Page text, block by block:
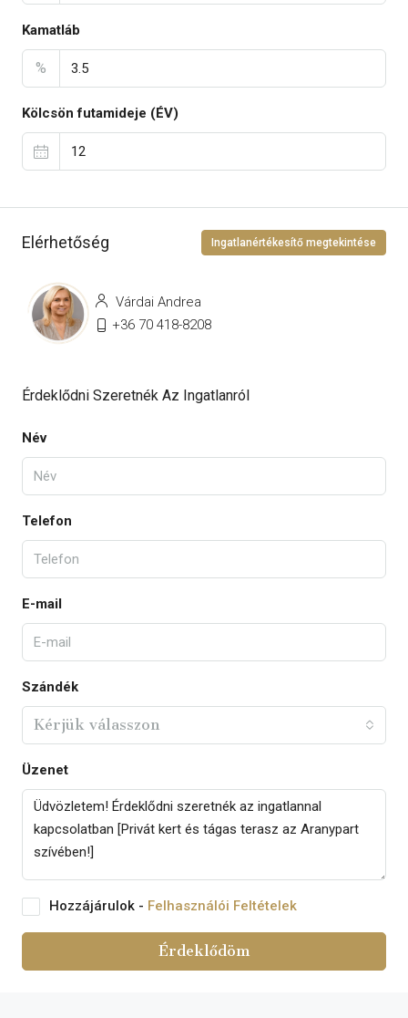
Kamatláb
%
Kölcsön futamideje (ÉV)
Elérhetőség Ingatlanértékesítő megtekintése
Várdai Andrea
+36 70 418-8208
Érdeklődni Szeretnék Az Ingatlanról
Név
Telefon
E-mail
Szándék
Kérjük válasszon
Üzenet
Hozzájárulok - Felhasználói Feltételek
Érdeklődöm